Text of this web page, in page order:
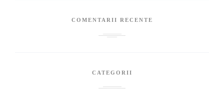
COMENTARII RECENTE
CATEGORII